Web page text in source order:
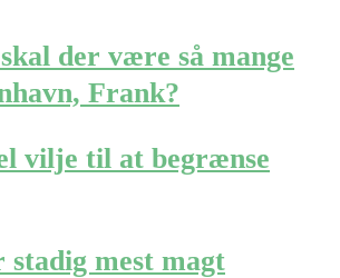
der være så mange
Frank?
vilje til at begrænse
stadig mest magt